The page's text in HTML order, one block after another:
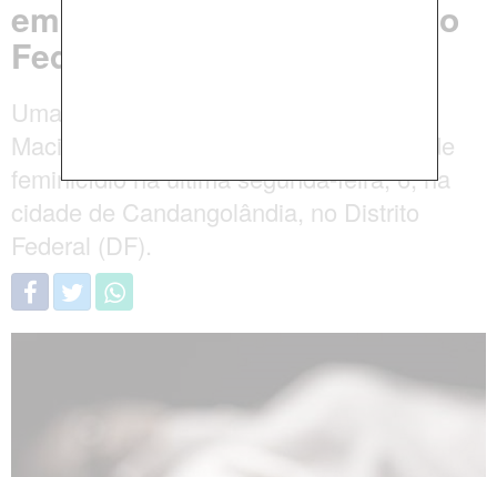
em altar de igreja no Distrito
Federal
Uma jovem chamada Larissa Francisco
Maciel, de 23 anos de idade, foi vítima de
feminicídio na última segunda-feira, 6, na
cidade de Candangolândia, no Distrito
Federal (DF).